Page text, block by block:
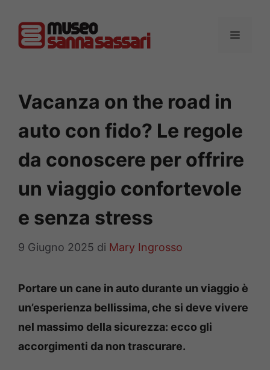
contenuto
MENU
Vacanza on the road in
auto con fido? Le regole
da conoscere per offrire
un viaggio confortevole
e senza stress
9 Giugno 2025 di Mary Ingrosso
Portare un cane in auto durante un viaggio è
un’esperienza bellissima, che si deve vivere
nel massimo della sicurezza: ecco gli
accorgimenti da non trascurare.